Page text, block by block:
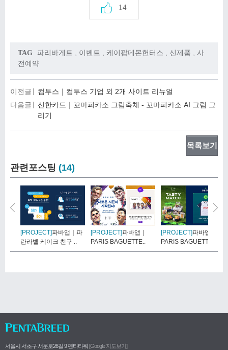
14
TAG 파리바게트 , 이벤트 , 케이팝데몬헌터스 , 신제품 , 사
전예약
이전글
컴투스｜컴투스 기업 외 2개 사이트 리뉴얼
다음글
신한카드｜꼬마피카소 그림축체 - 꼬마피카소 AI 그림 그
리기
목록보기
관련포스팅 (14)
[PROJECT]파바앱｜파
란라벨 케이크 친구 ..
[PROJECT]파바앱｜
PARIS BAGUETTE..
[PROJECT]파바앱｜
PARIS BAGUETTE..
서울시 서초구 서운로26길 9 펜타타워 [Google 지도보기]